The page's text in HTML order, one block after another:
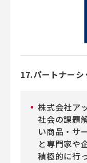
17.パートナーシ
株式会社ア
社会の課題
い商品・サ
と専門家や
積極的に行